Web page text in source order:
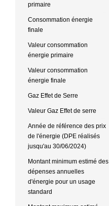
primaire
Consommation énergie
finale
Valeur consommation
énergie primaire
Valeur consommation
énergie finale
Gaz Effet de Serre
Valeur Gaz Effet de serre
Année de référence des prix
de l'énergie (DPE réalisés
jusqu'au 30/06/2024)
Montant minimum estimé des
dépenses annuelles
d'énergie pour un usage
standard